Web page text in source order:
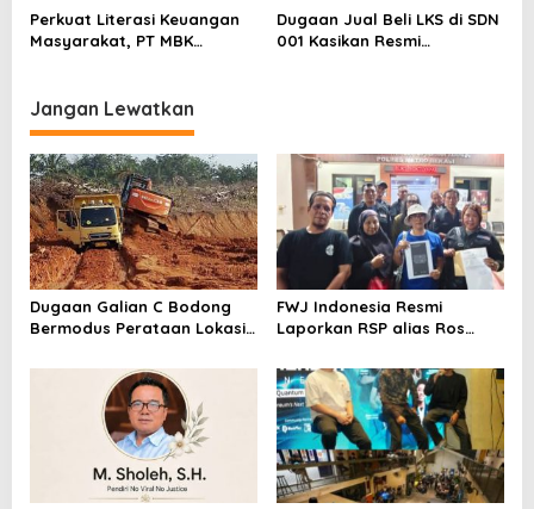
Sentimen Pasar
Pelapor Desak Polda Jambi
Segera Lakukan Penahanan
Perkuat Literasi Keuangan
Masyarakat, PT MBK
Dugaan Jual Beli LKS di SDN
001 Kasikan Resmi
Jangan Lewatkan
Dugaan Galian C Bodong
Bermodus Perataan Lokasi
Riau Akan Tinjauan Lokasi
FWJ Indonesia Resmi
Laporkan RSP alias Ros